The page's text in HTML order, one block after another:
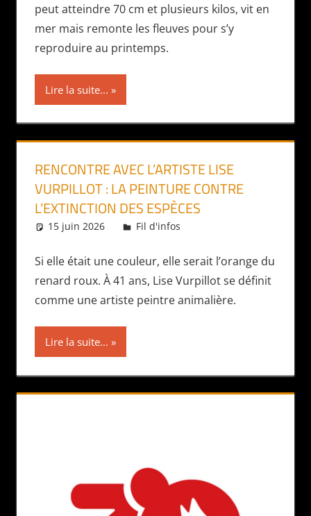
peut atteindre 70 cm et plusieurs kilos, vit en
mer mais remonte les fleuves pour s’y
reproduire au printemps.
Lire la suite...
RENCONTRE AVEC L’ARTISTE LISE
VURPILLOT : LA PEINTURE CONTRE
L’EXTINCTION DES ESPÈCES
15 juin 2026 Daniel
Fil d'infos
Si elle était une couleur, elle serait l’orange du
renard roux. À 41 ans, Lise Vurpillot se définit
comme une artiste peintre animalière.
Lire la suite...